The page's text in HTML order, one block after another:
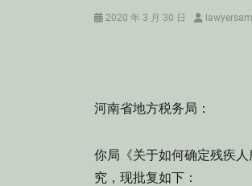
Posted
2020 年 3 月 30 日 Authorlawyersam
河南省地方税务局：
你局《关于如何确定残疾
究，现批复如下：